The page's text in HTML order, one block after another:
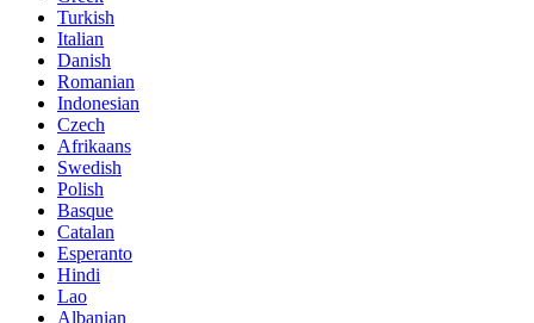
Turkish
Italian
Danish
Romanian
Indonesian
Czech
Afrikaans
Swedish
Polish
Basque
Catalan
Esperanto
Hindi
Lao
Albanian